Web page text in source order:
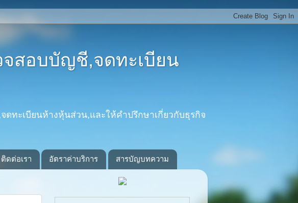
สอบบัญชี,จดทะเบียน
ทะเบียนห้างหุ้นส่วน,และให้คำปรึกษาเกี่ยวกับธุรกิจ
ติดต่อเรา อัตราค่าบริการ สารบัญบทความ